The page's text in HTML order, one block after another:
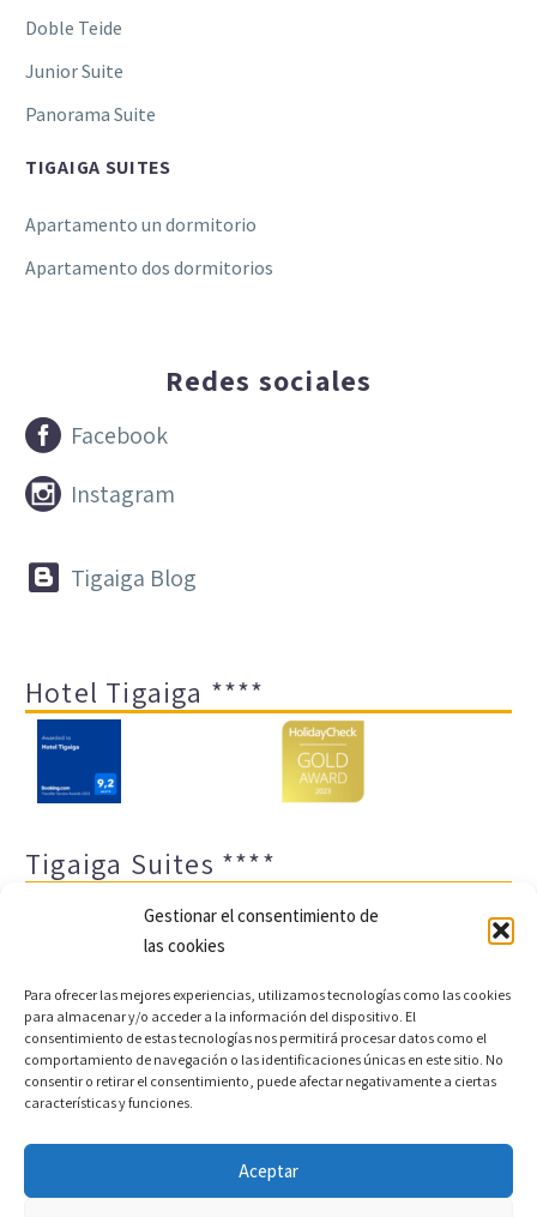
Gestionar el consentimiento de
las cookies
Para ofrecer las mejores experiencias, utilizamos tecnologías como las cookies
para almacenar y/o acceder a la información del dispositivo. El
consentimiento de estas tecnologías nos permitirá procesar datos como el
comportamiento de navegación o las identificaciones únicas en este sitio. No
consentir o retirar el consentimiento, puede afectar negativamente a ciertas
características y funciones.
Aceptar
Doble Teide
Junior Suite
Panorama Suite
TIGAIGA SUITES
Apartamento un dormitorio
Apartamento dos dormitorios
Redes sociales

 Facebook

 Instagram

 Tigaiga Blog
Hotel Tigaiga ****
Tigaiga Suites ****
Aviso legal y política de privacidad
Transparencia
Cookies
Sitemap